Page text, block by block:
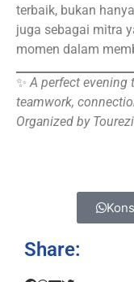
terbaik, bukan
juga sebagai mitra
momen dalam
✨ A perfect evening
teamwork,
Organized by
Share: